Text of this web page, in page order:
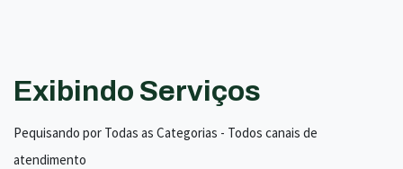
Exibindo Serviços
Pequisando por Todas as Categorias - Todos canais de
atendimento